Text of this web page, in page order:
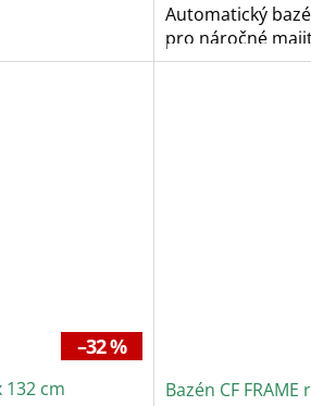
Automatický
pro náročné
–32 %
132 cm Bazén CF